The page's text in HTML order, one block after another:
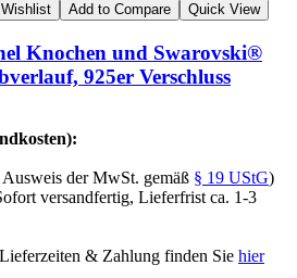
Add to Compare Quick View
Knochen und Swarovski®
925er Verschluss
der MwSt. gemäß § 19 UStG)
versandfertig, Lieferfrist ca. 1-3
& Zahlung finden Sie hier